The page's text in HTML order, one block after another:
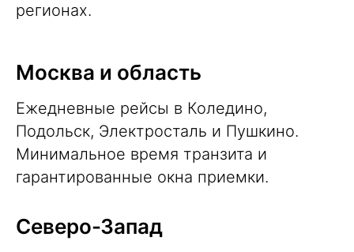
регионах.
Москва и область
Ежедневные рейсы в Коледино,
Подольск, Электросталь и Пушкино.
Минимальное время транзита и
гарантированные окна приемки.
Северо-Запад